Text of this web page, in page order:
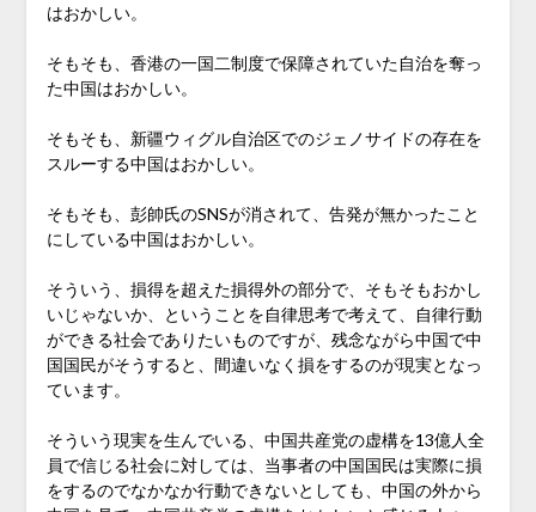
はおかしい。
そもそも、香港の一国二制度で保障されていた自治を奪っ
た中国はおかしい。
そもそも、新疆ウィグル自治区でのジェノサイドの存在を
スルーする中国はおかしい。
そもそも、彭帥氏のSNSが消されて、告発が無かったこと
にしている中国はおかしい。
そういう、損得を超えた損得外の部分で、そもそもおかし
いじゃないか、ということを自律思考で考えて、自律行動
ができる社会でありたいものですが、残念ながら中国で中
国国民がそうすると、間違いなく損をするのが現実となっ
ています。
そういう現実を生んでいる、中国共産党の虚構を13億人全
員で信じる社会に対しては、当事者の中国国民は実際に損
をするのでなかなか行動できないとしても、中国の外から